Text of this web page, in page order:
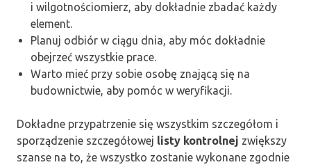
i wilgotnościomierz, aby dokładnie zbadać każdy
element.
Planuj odbiór w ciągu dnia, aby móc dokładnie
obejrzeć wszystkie prace.
Warto mieć przy sobie osobę znającą się na
budownictwie, aby pomóc w weryfikacji.
Dokładne przypatrzenie się wszystkim szczegółom i
sporządzenie szczegółowej listy kontrolnej zwiększy
szanse na to, że wszystko zostanie wykonane zgodnie